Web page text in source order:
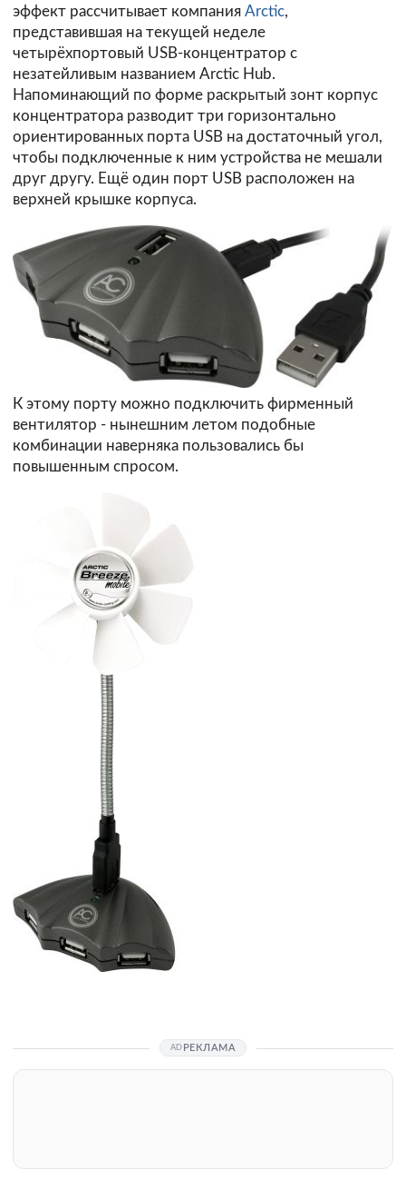
эффект рассчитывает компания Arctic,
представившая на текущей неделе
четырёхпортовый USB-концентратор с
незатейливым названием Arctic Hub.
Напоминающий по форме раскрытый зонт корпус
концентратора разводит три горизонтально
ориентированных порта USB на достаточный угол,
чтобы подключенные к ним устройства не мешали
друг другу. Ещё один порт USB расположен на
верхней крышке корпуса.
К этому порту можно подключить фирменный
вентилятор - нынешним летом подобные
комбинации наверняка пользовались бы
повышенным спросом.
РЕКЛАМА